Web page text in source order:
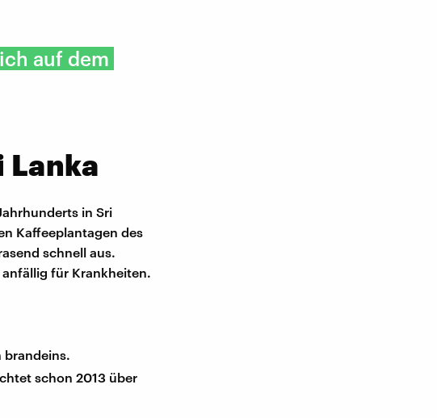
auf dem
Lanka
in Sri
Kaffeeplantagen des
schnell aus.
anfällig für Krankheiten.
brandeins.
schon 2013 über